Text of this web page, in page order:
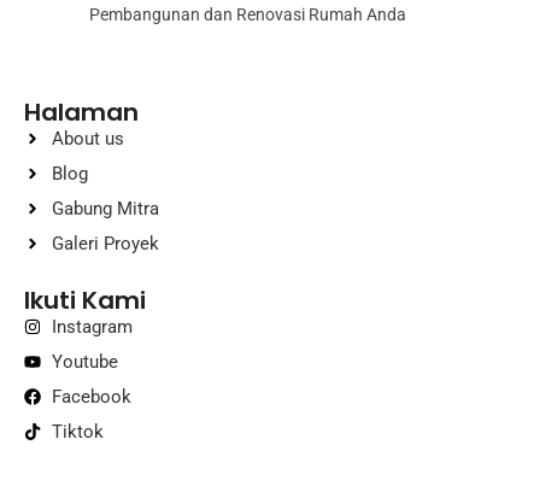
Pembangunan dan Renovasi Rumah Anda
Halaman
About us
Blog
Gabung Mitra
Galeri Proyek
Ikuti Kami
Instagram
Youtube
Facebook
Tiktok